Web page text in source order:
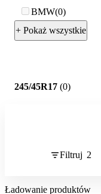
BMW 0
+ Pokaż wszystkie
245/45R17 (0)
Filtruj 2
Ładowanie produktów